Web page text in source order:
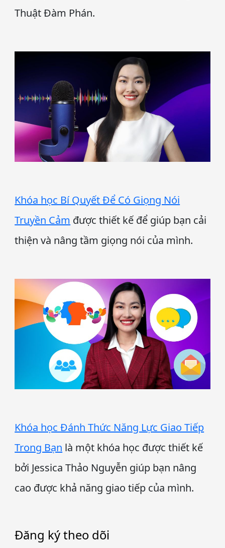
Thuật Đàm Phán.
Khóa học Bí Quyết Để Có Giọng Nói
Truyền Cảm được thiết kế để giúp bạn cải
thiện và nâng tầm giọng nói của mình.
Khóa học Đánh Thức Năng Lực Giao Tiếp
Trong Bạn là một khóa học được thiết kế
bởi Jessica Thảo Nguyễn giúp bạn nâng
cao được khả năng giao tiếp của mình.
Đăng ký theo dõi